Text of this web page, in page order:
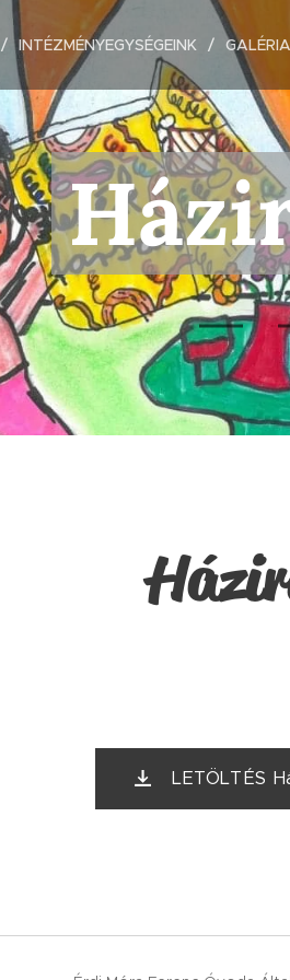
INTÉZMÉNYEGYSÉGEINK GALÉRIA
LETÖLTÉS